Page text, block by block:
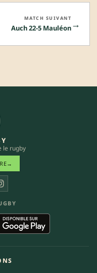
→
MATCH SUIVANT
Auch 22-5 Mauléon
le rugby
→
Instagram